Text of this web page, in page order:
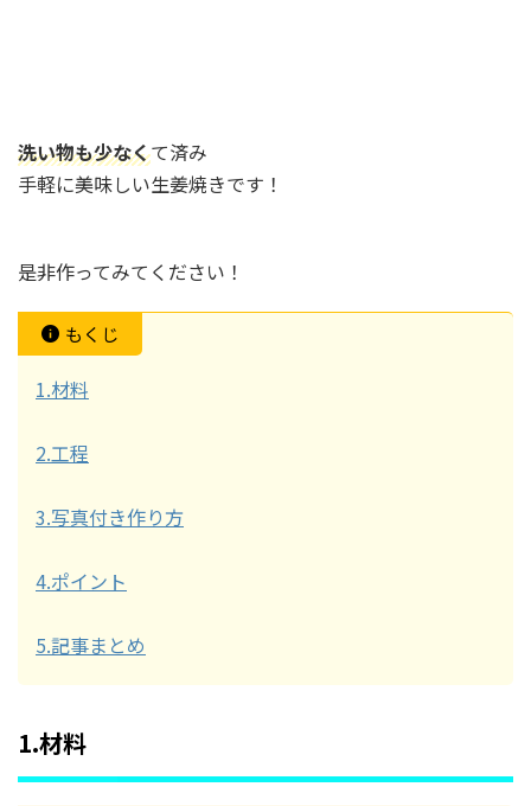
洗い物も少なくて済み
手軽に美味しい生姜焼きです！
是非作ってみてください！
もくじ
1.材料
2.工程
3.写真付き作り方
4.ポイント
5.記事まとめ
1.材料